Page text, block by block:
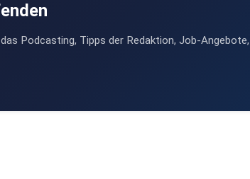
Podcasting, Tipps der Redaktion, Job-